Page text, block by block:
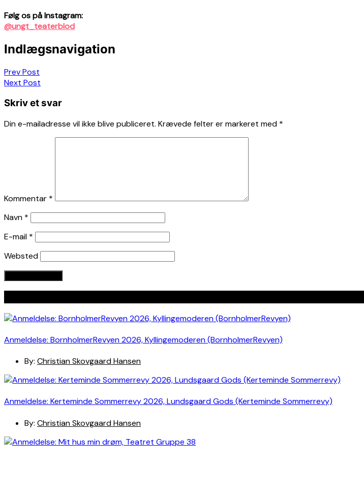
Følg os på Instagram:
@ungt_teaterblod
Indlægsnavigation
Prev Post
Next Post
Skriv et svar
Din e-mailadresse vil ikke blive publiceret. Krævede felter er markeret med *
Kommentar *
Navn *
E-mail *
Websted
Anmeldelse: BornholmerRevyen 2026, Kyllingemoderen (BornholmerRevyen)
By: Christian Skovgaard Hansen
Anmeldelse: Kerteminde Sommerrevy 2026, Lundsgaard Gods (Kerteminde Sommerrevy)
By: Christian Skovgaard Hansen